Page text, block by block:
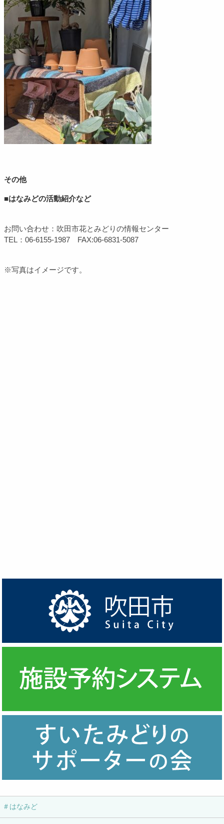
その他
■はなみどの活動紹介など
お問い合わせ：吹田市花とみどりの情報センター
TEL：06-6155-1987 FAX:06-6831-5087
※写真はイメージです。
＃はなみど